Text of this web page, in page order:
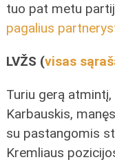
tuo pat metu
pagalius
LVŽS (visas
Turiu gerą
Karbauskis,
su pastangomis
Kremliaus